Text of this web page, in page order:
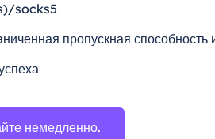
socks5
пропускная способность
немедленно.